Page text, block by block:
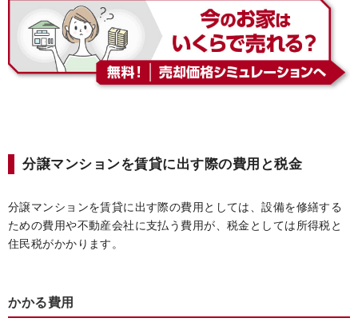
分譲マンションを賃貸に出す際の費用と税金
分譲マンションを賃貸に出す際の費用としては、設備を修繕する
ための費用や不動産会社に支払う費用が、税金としては所得税と
住民税がかかります。
かかる費用